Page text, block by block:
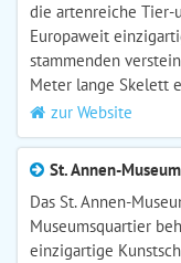
die artenreiche Tier-
Europaweit
stammenden
Meter lange Skelett
zur Website
St. Annen-Museum
Das St. Annen-
Museumsquartier
einzigartige